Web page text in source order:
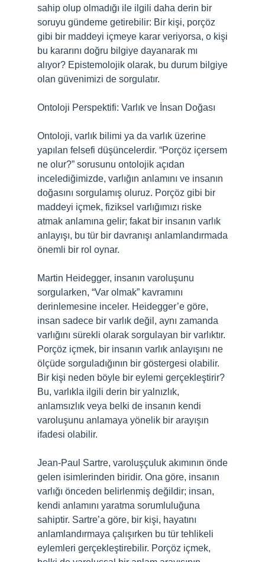
sahip olup olmadığı ile ilgili daha derin bir
soruyu gündeme getirebilir: Bir kişi, porçöz
gibi bir maddeyi içmeye karar veriyorsa, o kişi
bu kararını doğru bilgiye dayanarak mı
alıyor? Epistemolojik olarak, bu durum bilgiye
olan güvenimizi de sorgulatır.
Ontoloji Perspektifi: Varlık ve İnsan Doğası
Ontoloji, varlık bilimi ya da varlık üzerine
yapılan felsefi düşüncelerdir. “Porçöz içersem
ne olur?” sorusunu ontolojik açıdan
incelediğimizde, varlığın anlamını ve insanın
doğasını sorgulamış oluruz. Porçöz gibi bir
maddeyi içmek, fiziksel varlığımızı riske
atmak anlamına gelir; fakat bir insanın varlık
anlayışı, bu tür bir davranışı anlamlandırmada
önemli bir rol oynar.
Martin Heidegger, insanın varoluşunu
sorgularken, “Var olmak” kavramını
derinlemesine inceler. Heidegger’e göre,
insan sadece bir varlık değil, aynı zamanda
varlığını sürekli olarak sorgulayan bir varlıktır.
Porçöz içmek, bir insanın varlık anlayışını ne
ölçüde sorguladığının bir göstergesi olabilir.
Bir kişi neden böyle bir eylemi gerçekleştirir?
Bu, varlıkla ilgili derin bir yalnızlık,
anlamsızlık veya belki de insanın kendi
varoluşunu anlamaya yönelik bir arayışın
ifadesi olabilir.
Jean-Paul Sartre, varoluşçuluk akımının önde
gelen isimlerinden biridir. Ona göre, insanın
varlığı önceden belirlenmiş değildir; insan,
kendi anlamını yaratma sorumluluğuna
sahiptir. Sartre’a göre, bir kişi, hayatını
anlamlandırmaya çalışırken bu tür tehlikeli
eylemleri gerçekleştirebilir. Porçöz içmek,